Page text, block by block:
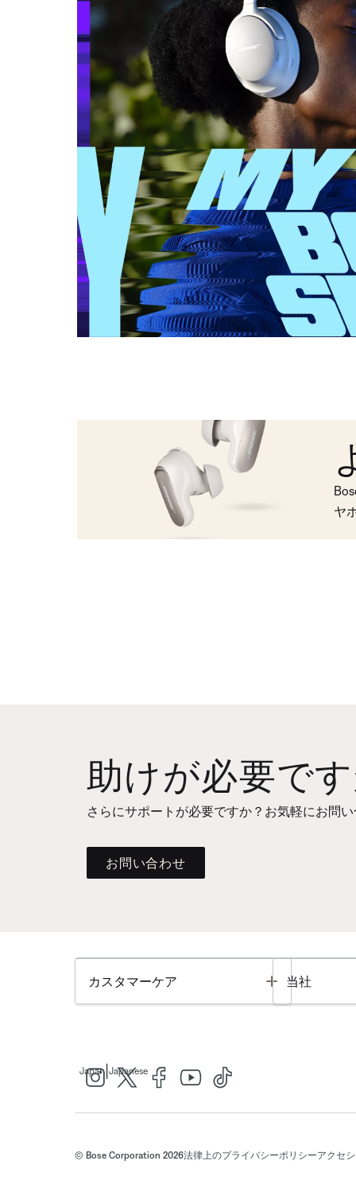
ヤ
助けが必要で
さらにサポートが必要ですか？お気軽にお問
お問い合わせ
カスタマーケア Toggle
当社
Japan Japanese
© Bose Corporation 2026法律上のプライバシーポリシーアクセ